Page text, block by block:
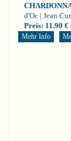
d'Oc | Jean
Preis: 11.90 €
Mehr Info